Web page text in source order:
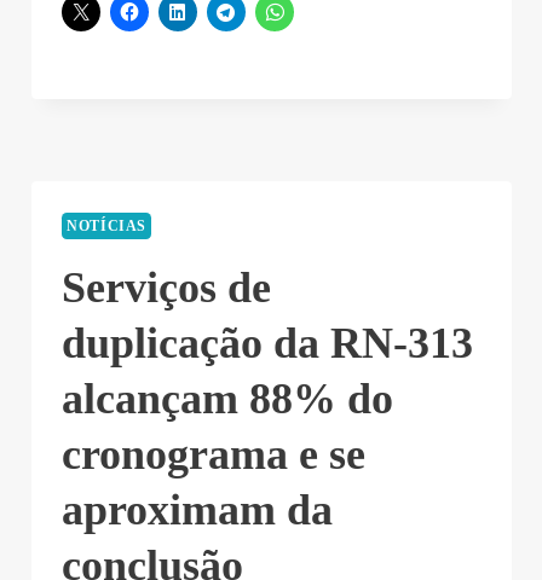
NOTÍCIAS
Serviços de
duplicação da RN-313
alcançam 88% do
cronograma e se
aproximam da
conclusão